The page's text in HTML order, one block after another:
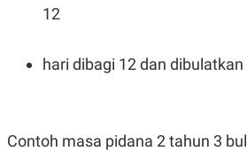
12
hari dibagi 12 dan dibulatkan
Contoh masa pidana 2 tahun 3